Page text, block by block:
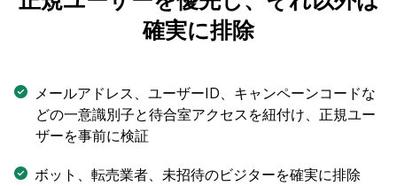
確実に排除
メールアドレス、ユーザーID、キャンペーンコードな
どの一意識別子と待合室アクセスを紐付け、正規ユー
ザーを事前に検証
ボット、転売業者、未招待のビジターを確実に排除